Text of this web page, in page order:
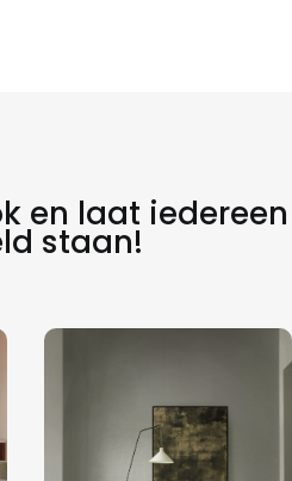
en laat iedereen
staan!